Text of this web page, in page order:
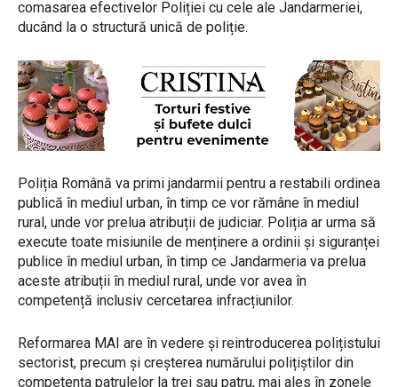
comasarea efectivelor Poliției cu cele ale Jandarmeriei,
ducând la o structură unică de poliție.
Poliția Română va primi jandarmii pentru a restabili ordinea
publică în mediul urban, în timp ce vor rămâne în mediul
rural, unde vor prelua atribuții de judiciar. Poliția ar urma să
execute toate misiunile de menținere a ordinii și siguranței
publice în mediul urban, în timp ce Jandarmeria va prelua
aceste atribuții în mediul rural, unde vor avea în
competență inclusiv cercetarea infracțiunilor.
Reformarea MAI are în vedere și reintroducerea polițistului
sectorist, precum și creșterea numărului polițiștilor din
competența patrulelor la trei sau patru, mai ales în zonele